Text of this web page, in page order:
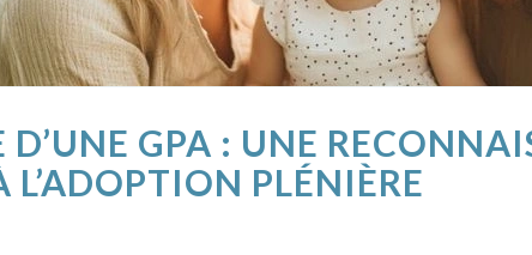
GPA : UNE
PLÉNIÈRE